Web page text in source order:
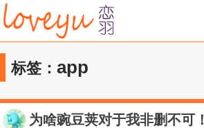
跳
过
内
容标签： app
为啥豌豆荚对于我非删不可！